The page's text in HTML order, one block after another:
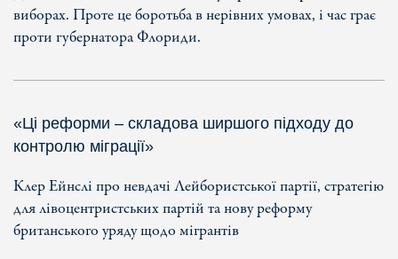
виборах. Проте це боротьба в нерівних умовах, і час грає
проти губернатора Флориди.
«Ці реформи – складова ширшого підходу до
контролю міграції»
Клер Ейнслі про невдачі Лейбористської партії, стратегію
для лівоцентристських партій та нову реформу
британського уряду щодо мігрантів